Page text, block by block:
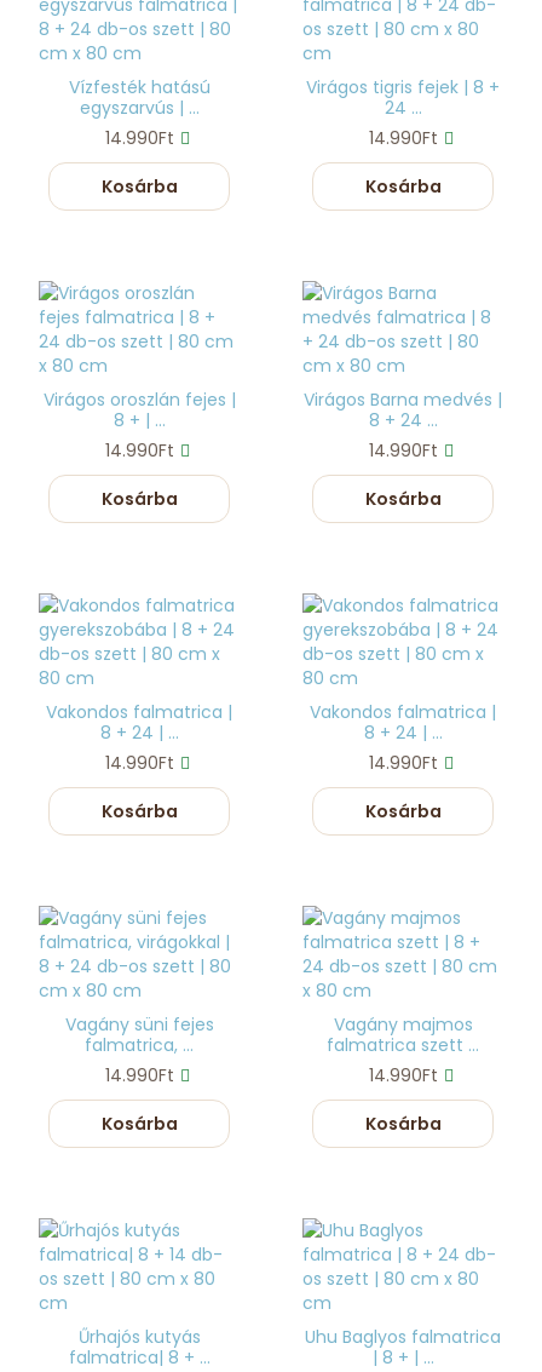
Vízfesték hatású
egyszarvús | ...
14.990Ft
Kosárba
Virágos tigris fejek | 8 +
24 ...
14.990Ft
Kosárba
Virágos oroszlán fejes |
8 + | ...
14.990Ft
Kosárba
Virágos Barna medvés |
8 + 24 ...
14.990Ft
Kosárba
Vakondos falmatrica |
8 + 24 | ...
14.990Ft
Kosárba
Vakondos falmatrica |
8 + 24 | ...
14.990Ft
Kosárba
Vagány süni fejes
falmatrica, ...
14.990Ft
Kosárba
Vagány majmos
falmatrica szett ...
14.990Ft
Kosárba
Űrhajós kutyás
falmatrica| 8 + ...
Uhu Baglyos falmatrica
| 8 + | ...